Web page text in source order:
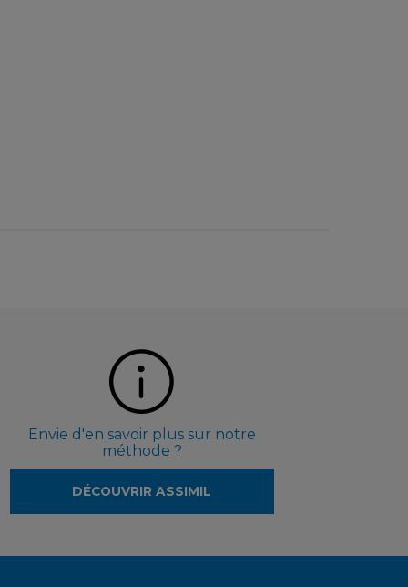
Envie d'en savoir plus sur notre
méthode ?
DÉCOUVRIR ASSIMIL